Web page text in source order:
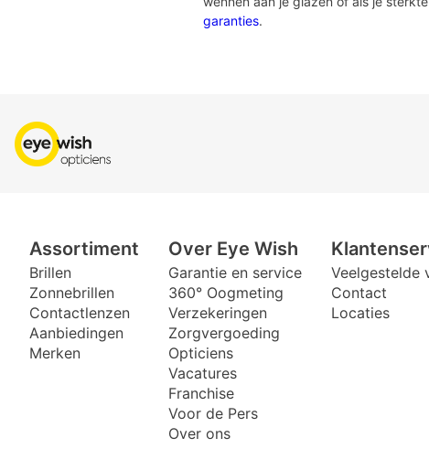
garanties.
Assortiment
Brillen
Zonnebrillen
Contactlenzen
Aanbiedingen
Merken
Over Eye Wish
Garantie en service
360° Oogmeting
Verzekeringen
Zorgvergoeding
Opticiens
Vacatures
Franchise
Voor de Pers
Over ons
Veelgestelde
Contact
Locaties